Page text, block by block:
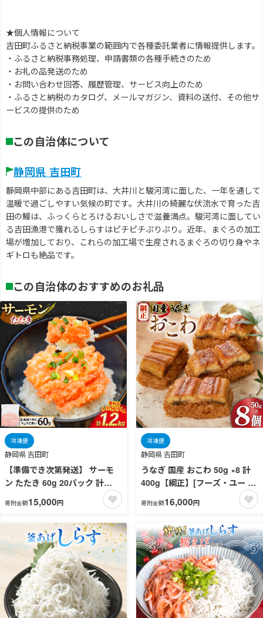
★個人情報について
吉田町ふるさと納税事業の範囲内で各種委託業者に情報提供します。
・ふるさと納税事務処理、申請書類の各種手続きのため
・お礼の品発送のため
・お問い合わせ回答、履歴管理、サービス向上のため
・ふるさと納税のカタログ、メールマガジン、資料の送付、その他サ
ービスの提供のため
この自治体について
静岡県 吉田町
静岡県中部にある吉田町は、大井川と駿河湾に面した、一年を通して
温暖で過ごしやすい気候の町です。大井川の綺麗な伏流水で育った吉
田の鰻は、ふっくらとろけるおいしさで滋養満点。駿河湾に面してい
る吉田漁港で獲れるしらすはピチピチぷりぷり。近年、まぐろの加工
場が増加しており、これらの加工場で生産されるまぐろの切り身やネ
ギトロも絶品です。
この自治体のおすすめのお礼品
静岡県 吉田町
冷凍便
【準備でき次第発送】 サーモ
ン たたき 60g 20パック 計
1.2kg 冷凍 小分け [トライ産業
静岡県 吉田町 22424418-a] サ
ーモンたたき さーもん ねぎと
ろ ネギトロ 海鮮丼
寄附金額15,000円
静岡県 吉田町
冷凍便
うなぎ 国産 おこわ 50g ×8 計
400g【綱正】[フーズ・ユー 静
岡県 吉田町 22424187] 鰻 ウナ
ギ 蒲焼 蒲焼き 詰め合わせ 冷凍
寄附金額16,000円